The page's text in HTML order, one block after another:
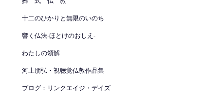
十二のひかりと無限のいのち
響く仏法-ほとけのおしえ-
わたしの領解
河上朋弘・視聴覚仏教作品集
ブログ：リンクエイジ・デイズ